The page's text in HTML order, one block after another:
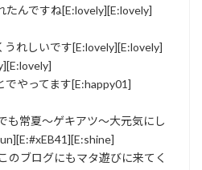
たんですね[E:lovely][E:lovely]
れしいです[E:lovely][E:lovely]
やってます[E:happy01]
も常夏～ゲキアツ～大元気にし
のブログにもマタ遊びに来てく